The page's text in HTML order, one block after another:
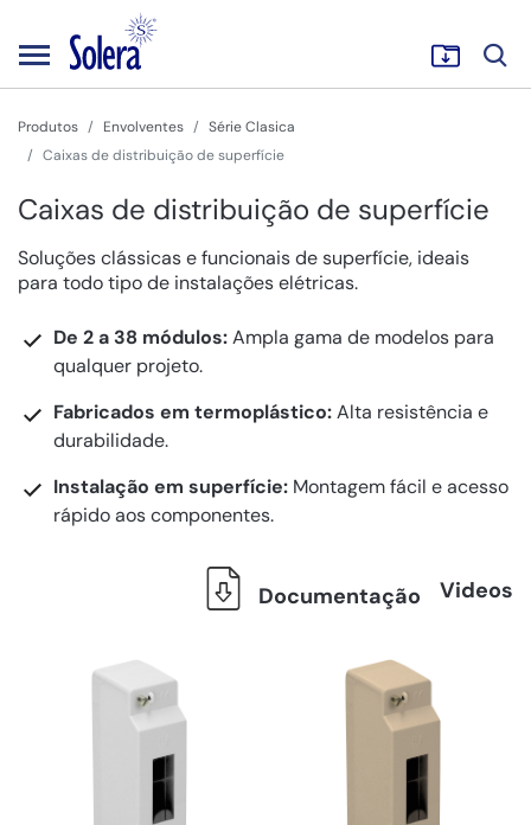
Produtos Envolventes
Série Clasica
Caixas de distribuição de superfície
Caixas de distribuição de superfície
Soluções clássicas e funcionais de superfície, ideais
para todo tipo de instalações elétricas.
De 2 a 38 módulos:Ampla gama de modelos para
qualquer projeto.
Fabricados em termoplástico:Alta resistência e
durabilidade.
Instalação em superfície: Montagem fácil e acesso
rápido aos componentes.
Documentação Videos